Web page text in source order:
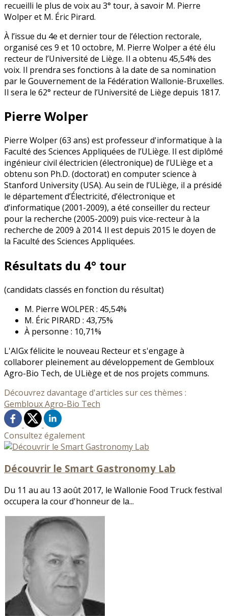
recueilli le plus de voix au 3° tour, à savoir M. Pierre
Wolper et M. Éric Pirard.
À l’issue du 4e et dernier tour de l’élection rectorale,
organisé ces 9 et 10 octobre, M. Pierre Wolper a été élu
recteur de l’Université de Liège. Il a obtenu 45,54% des
voix. Il prendra ses fonctions à la date de sa nomination
par le Gouvernement de la Fédération Wallonie-Bruxelles.
Il sera le 62° recteur de l’Université de Liège depuis 1817.
Pierre Wolper
Pierre Wolper (63 ans) est professeur d'informatique à la
Faculté des Sciences Appliquées de l’ULiège. Il est diplômé
ingénieur civil électricien (électronique) de l’ULiège et a
obtenu son Ph.D. (doctorat) en computer science à
Stanford University (USA). Au sein de l’ULiège, il a présidé
le département d’Électricité, d’électronique et
d’informatique (2001-2009), a été conseiller du recteur
pour la recherche (2005-2009) puis vice-recteur à la
recherche de 2009 à 2014. Il est depuis 2015 le doyen de
la Faculté des Sciences Appliquées.
Résultats du 4° tour
(candidats classés en fonction du résultat)
M. Pierre WOLPER : 45,54%
M. Éric PIRARD : 43,75%
À personne : 10,71%
L'AIGx félicite le nouveau Recteur et s'engage à
collaborer pleinement au développement de Gembloux
Agro-Bio Tech, de ULiège et de nos projets communs.
Découvrez davantage d'articles sur ces thèmes :
Gembloux Agro-Bio Tech
Consultez également
Découvrir le Smart Gastronomy Lab
Du 11 au au 13 août 2017, le Wallonie Food Truck festival
occupera la cour d'honneur de la...